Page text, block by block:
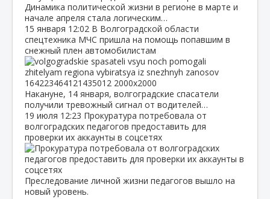
Динамика политической жизни в регионе в марте и
начале апреля стала логическим…
15 января 12:02 В Волгоградской области
спецтехника МЧС пришла на помощь попавшим в
снежный плен автомобилистам
Накануне, 14 января, волгоградские спасатели
получили тревожный сигнал от водителей…
19 июля 12:23 Прокуратура потребовала от
волгоградских педагогов предоставить для
проверки их аккаунты в соцсетях
Преследование личной жизни педагогов вышло на
новый уровень.